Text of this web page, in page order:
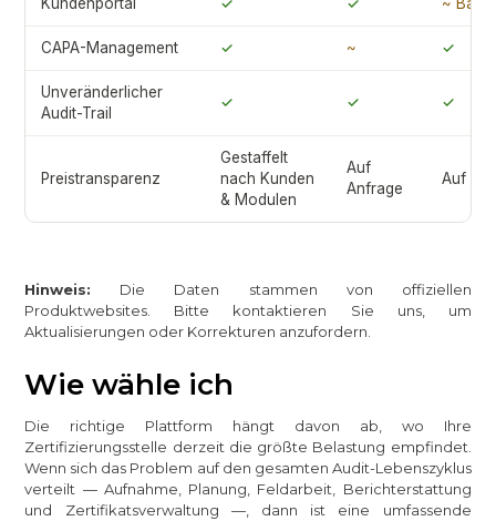
CAPA-Management ✓ ~ ✓
Unveränderlicher
Audit-Trail
✓ ✓ ✓
Preistransparenz
Gestaffelt
nach Kunden
& Modulen
Auf
Anfrage
Auf
Hinweis: Die Daten stammen von offiziellen
Produktwebsites. Bitte kontaktieren Sie uns, um
Aktualisierungen oder Korrekturen anzufordern.
Wie wähle ich
Die richtige Plattform hängt davon ab, wo Ihre
Zertifizierungsstelle derzeit die größte Belastung empfindet.
Wenn sich das Problem auf den gesamten Audit-Lebenszyklus
verteilt — Aufnahme, Planung, Feldarbeit, Berichterstattung
und Zertifikatsverwaltung —, dann ist eine umfassende